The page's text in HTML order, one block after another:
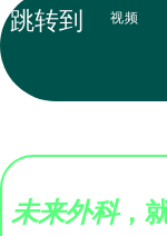
跳转到 视频
未来外科，